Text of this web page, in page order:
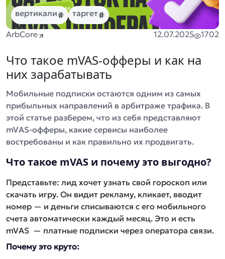
вертикали таргет
ArbCore 12.07.2025 1702
Что такое mVAS-офферы и как на
них зарабатывать
Мобильные подписки остаются одним из самых
прибыльных направлений в арбитраже трафика. В
этой статье разберем, что из себя представляют
mVAS-офферы, какие сервисы наиболее
востребованы и как правильно их продвигать.
Что такое mVAS и почему это выгодно?
Представьте: лид хочет узнать свой гороскоп или
скачать игру. Он видит рекламу, кликает, вводит
номер — и деньги списываются с его мобильного
счета автоматически каждый месяц. Это и есть
mVAS — платные подписки через оператора связи.
Почему это круто: